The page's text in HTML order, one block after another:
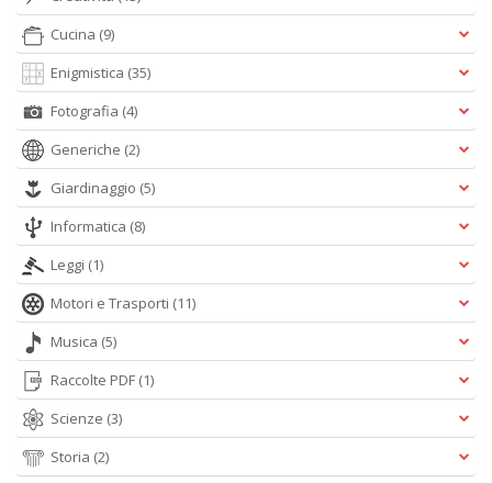
Cucina (9)
Enigmistica (35)
Fotografia (4)
Generiche (2)
Giardinaggio (5)
Informatica (8)
Leggi (1)
Motori e Trasporti (11)
Musica (5)
Raccolte PDF (1)
Scienze (3)
Storia (2)